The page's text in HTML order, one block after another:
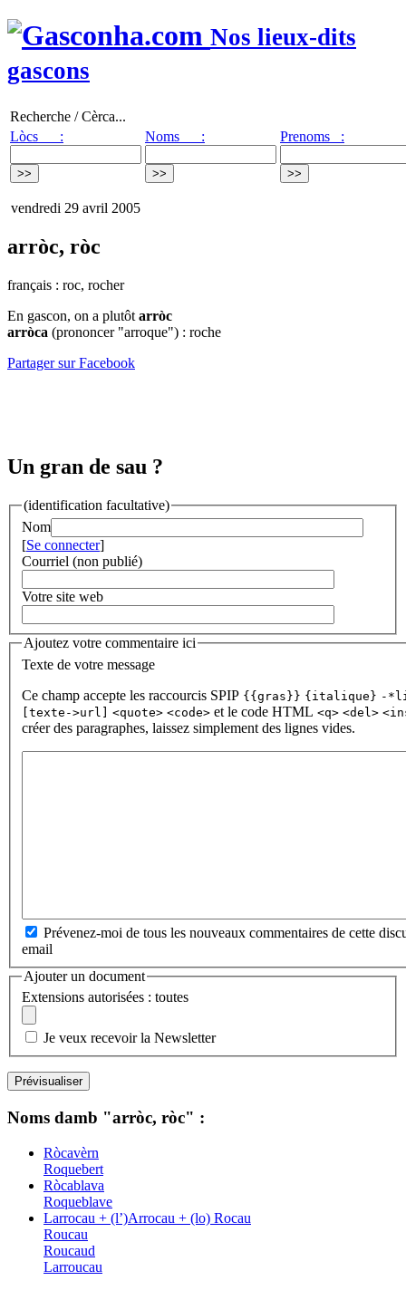
Nos lieux-dits
gascons
Recherche / Cèrca...
Lòcs :
Noms : Prenoms :
vendredi 29 avril 2005
arròc, ròc
français : roc, rocher
En gascon, on a plutôt arròc
arròca (prononcer "arroque") : roche
Partager sur Facebook
Un gran de sau ?
(identification facultative)
Nom
[Se connecter]
Courriel (non publié)
Votre site web
Ajoutez votre commentaire ici
Texte de votre message
Ce champ accepte les raccourcis SPIP {{gras}} {italique} -
[texte->url] <quote> <code> et le code HTML <q> <del>
créer des paragraphes, laissez simplement des lignes vides.
Prévenez-moi de tous les nouveaux commentaires de cette
email
Ajouter un document
Extensions autorisées : toutes
Je veux recevoir la Newsletter
Noms damb "arròc, ròc" :
Ròcavèrn
Roquebert
Ròcablava
Roqueblave
Larrocau + (l’)Arrocau + (lo) Rocau
Roucau
Roucaud
Larroucau